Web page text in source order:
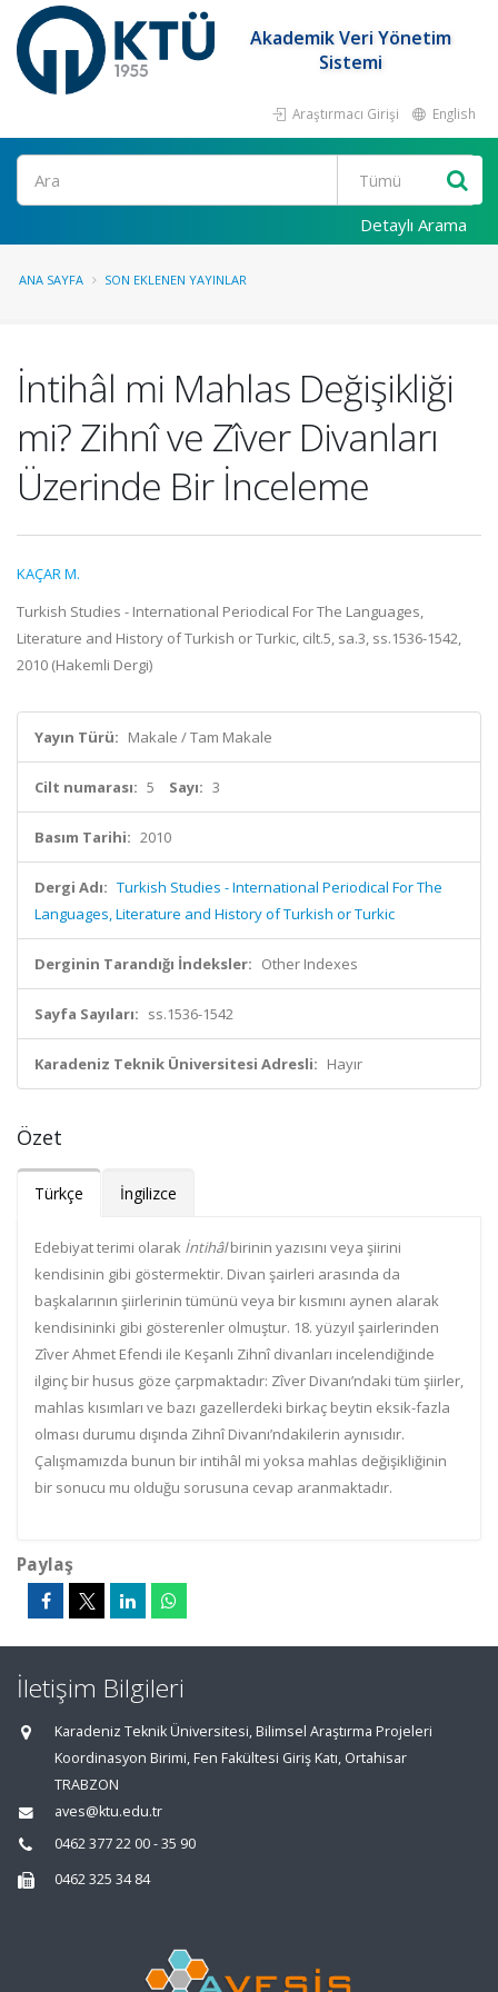
Akademik Veri Yönetim
Sistemi
Araştırmacı Girişi English
Ara
Detaylı Arama
ANA SAYFA SON EKLENEN YAYINLAR
İntihâl mi Mahlas Değişikliği
mi? Zihnî ve Zîver Divanları
Üzerinde Bir İnceleme
KAÇAR M.
Turkish Studies - International Periodical For The Languages,
Literature and History of Turkish or Turkic, cilt.5, sa.3, ss.1536-1542,
2010 (Hakemli Dergi)
Yayın Türü: Makale / Tam Makale
Cilt numarası: 5 Sayı: 3
Basım Tarihi: 2010
Dergi Adı: Turkish Studies - International Periodical For The
Languages, Literature and History of Turkish or Turkic
Derginin Tarandığı İndeksler: Other Indexes
Sayfa Sayıları: ss.1536-1542
Karadeniz Teknik Üniversitesi Adresli: Hayır
Özet
Türkçe İngilizce
Edebiyat terimi olarak İntihâlbirinin yazısını veya şiirini
kendisinin gibi göstermektir. Divan şairleri arasında da
başkalarının şiirlerinin tümünü veya bir kısmını aynen alarak
kendisininki gibi gösterenler olmuştur. 18. yüzyıl şairlerinden
Zîver Ahmet Efendi ile Keşanlı Zihnî divanları incelendiğinde
ilginç bir husus göze çarpmaktadır: Zîver Divanı’ndaki tüm şiirler,
mahlas kısımları ve bazı gazellerdeki birkaç beytin eksik-fazla
olması durumu dışında Zihnî Divanı’ndakilerin aynısıdır.
Çalışmamızda bunun bir intihâl mi yoksa mahlas değişikliğinin
bir sonucu mu olduğu sorusuna cevap aranmaktadır.
Paylaş
İletişim Bilgileri
Karadeniz Teknik Üniversitesi, Bilimsel Araştırma Projeleri
Koordinasyon Birimi, Fen Fakültesi Giriş Katı, Ortahisar
TRABZON
aves@ktu.edu.tr
0462 377 22 00 - 35 90
0462 325 34 84